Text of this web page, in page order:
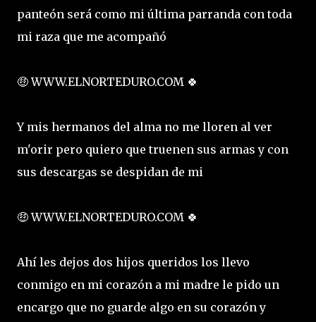
panteón será como mi última parranda con toda
mi raza que me acompañó
🤑 WWW.ELNORTEDURO.COM 🍀
Y mis hermanos del alma no me lloren al ver
m'orir pero quiero que truenen sus armas y con
sus descargas se despidan de mi
🤑 WWW.ELNORTEDURO.COM 🍀
Ahí les dejos dos hijos queridos los llevo
conmigo en mi corazón a mi madre le pido un
encargo que no guarde algo en su corazón y